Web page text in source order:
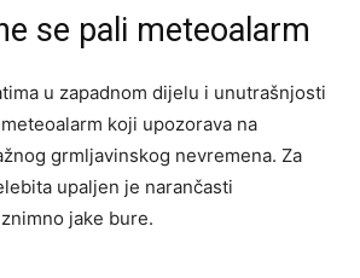
se pali meteoalarm
u zapadnom dijelu i unutrašnjosti
koji upozorava na
grmljavinskog nevremena. Za
upaljen je narančasti
jake bure.